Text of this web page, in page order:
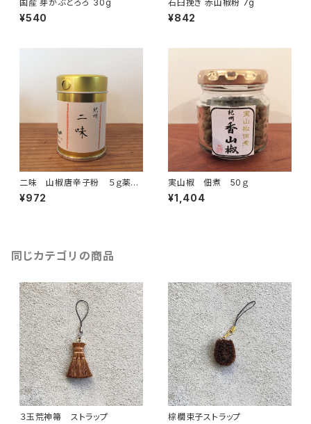
国産 芽かぶとろろ 30g
¥540
石臼挽き 赤山椒粉 7g
¥842
二味 山椒唐辛子粉 ５ｇ薬味
缶付き
¥972
実山椒 佃煮 50ｇ
¥1,404
同じカテゴリの商品
３玉荒神箒 ストラップ 棕櫚束子ストラップ